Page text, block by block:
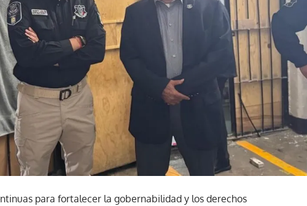
para fortalecer la gobernabilidad y los derechos